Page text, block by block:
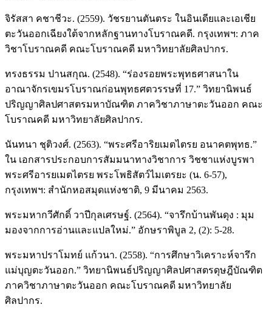
จิรัสสา คชาชีวะ. (2559). วัชรยานตันตระ ในอินเดียและเอเชีย
ตะวันออกเฉียงใต้จากหลักฐานทางโบราณคดี. กรุงเทพฯ: ภาค
วิชาโบราณคดี คณะโบราณคดี มหาวิทยาลัยศิลปากร.
ทรงธรรม ปานสกุณ. (2548). “ร่องรอยพระพุทธศาสนาใน
อาณาจักรเขมรโบราณก่อนพุทธศตวรรษที่ 17.” วิทยานิพนธ์
ปริญญาศิลปศาสตรมหาบัณฑิต ภาควิชาภาษาตะวันออก คณะ
โบราณคดี มหาวิทยาลัยศิลปากร.
นันทนา ชุติวงศ์. (2563). “พระศรีอาริยเมตไตรย อนาคตพุทธ.”
ใน เอกสารประกอบการสัมมนาทางวิชาการ วิชชาแห่งบูรพา
พระศรีอารยเมตไตรย พระโพธิสัตว์ไมเตรยะ (น. 6-57),
กรุงเทพฯ: สำนักหอสมุดแห่งชาติ, 9 มีนาคม 2563.
พระมหากวีศักดิ์ วาปีกุลเศรษฐ์. (2564). “จารึกบ้านพันดุง : มุม
มองจากการอ่านและแปลใหม่.” อักษราพิบูล 2, (2): 5-28.
พระมหาปราโมทย์ แก้วนา. (2558). “การศึกษาวิเคราะห์จารึก
แม่บุญตะวันออก.” วิทยานิพนธ์ปริญญาศิลปศาสตรดุษฎีบัณฑิต
ภาควิชาภาษาตะวันออก คณะโบราณคดี มหาวิทยาลัย
ศิลปากร.